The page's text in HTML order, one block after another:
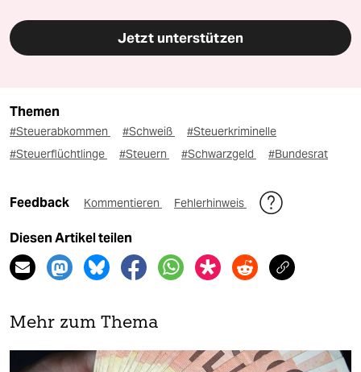
Jetzt unterstützen
Themen
#Steuerabkommen #Schweiß
#Steuerkriminelle
#Steuerflüchtlinge
#Steuern #Schwarzgeld #Bundesrat
Feedback Kommentieren Fehlerhinweis
Diesen Artikel teilen
Mehr zum Thema